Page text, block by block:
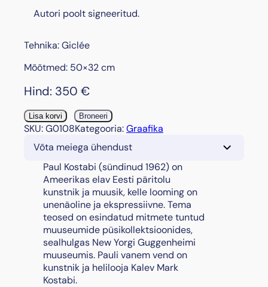
Autori poolt signeeritud.
Tehnika: Giclée
Mõõtmed: 50×32 cm
Hind: 350 €
"
D
Lisa korvi Broneeri
SKU:G0108Kategooria:Graafika
Võta meiega ühendust
Paul Kostabi (sündinud 1962) on
Ameerikas elav Eesti päritolu
kunstnik ja muusik, kelle looming on
unenäoline ja ekspressiivne. Tema
teosed on esindatud mitmete tuntud
muuseumide püsikollektsioonides,
sealhulgas New Yorgi Guggenheimi
muuseumis. Pauli vanem vend on
kunstnik ja helilooja Kalev Mark
Kostabi.